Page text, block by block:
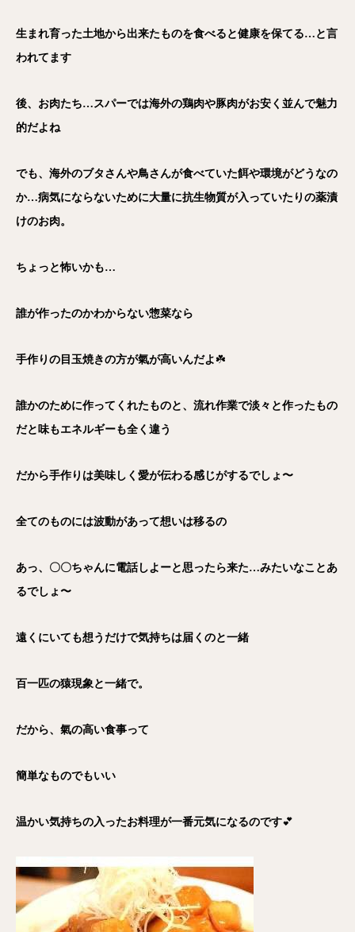
生まれ育った土地から出来たものを食べると健康を保てる…と言
われてます
後、お肉たち…スパーでは海外の鶏肉や豚肉がお安く並んで魅力
的だよね
でも、海外のブタさんや鳥さんが食べていた餌や環境がどうなの
か…病気にならないために大量に抗生物質が入っていたりの薬漬
けのお肉。
ちょっと怖いかも…
誰が作ったのかわからない惣菜なら
手作りの目玉焼きの方が氣が高いんだよ☘️
誰かのために作ってくれたものと、流れ作業で淡々と作ったもの
だと味もエネルギーも全く違う
だから手作りは美味しく愛が伝わる感じがするでしょ〜
全てのものには波動があって想いは移るの
あっ、〇〇ちゃんに電話しよーと思ったら来た…みたいなことあ
るでしょ〜
遠くにいても想うだけで気持ちは届くのと一緒
百一匹の猿現象と一緒で。
だから、氣の高い食事って
簡単なものでもいい
温かい気持ちの入ったお料理が一番元気になるのです💕